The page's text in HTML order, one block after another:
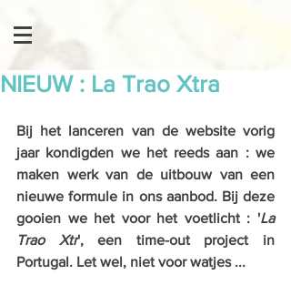
NIEUW : La Trao Xtra
Bij het lanceren van de website vorig
jaar kondigden we het reeds aan : we
maken werk van de uitbouw van een
nieuwe formule in ons aanbod. Bij deze
gooien we het voor het voetlicht : 'La
Trao Xtr', een time-out project in
Portugal. Let wel, niet voor watjes ...